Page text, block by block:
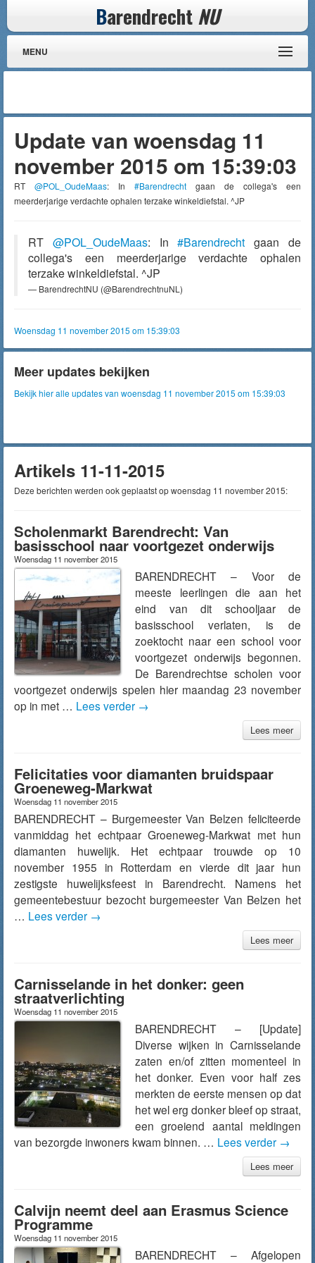
Barendrecht NU
MENU
Update van woensdag 11
november 2015 om 15:39:03
RT @POL_OudeMaas: In #Barendrecht gaan de collega's een
meerderjarige verdachte ophalen terzake winkeldiefstal. ^JP
RT @POL_OudeMaas: In#Barendrecht gaan de
collega's een meerderjarige verdachte ophalen
terzake winkeldiefstal. ^JP
— BarendrechtNU (@BarendrechtnuNL)
Woensdag 11 november 2015 om 15:39:03
Meer updates bekijken
Bekijk hier alle updates van woensdag 11 november 2015 om 15:39:03
Artikels 11-11-2015
Deze berichten werden ook geplaatst op woensdag 11 november 2015:
Scholenmarkt Barendrecht: Van
basisschool naar voortgezet onderwijs
Woensdag 11 november 2015
BARENDRECHT – Voor de
meeste leerlingen die aan het
eind van dit schooljaar de
basisschool verlaten, is de
zoektocht naar een school voor
voortgezet onderwijs begonnen.
De Barendrechtse scholen voor
voortgezet onderwijs spelen hier maandag 23 november
op in met … Lees verder →
Lees meer
Felicitaties voor diamanten bruidspaar
Groeneweg-Markwat
Woensdag 11 november 2015
BARENDRECHT – Burgemeester Van Belzen feliciteerde
vanmiddag het echtpaar Groeneweg-Markwat met hun
diamanten huwelijk. Het echtpaar trouwde op 10
november 1955 in Rotterdam en vierde dit jaar hun
zestigste huwelijksfeest in Barendrecht. Namens het
gemeentebestuur bezocht burgemeester Van Belzen het
… Lees verder →
Lees meer
Carnisselande in het donker: geen
straatverlichting
Woensdag 11 november 2015
BARENDRECHT – [Update]
Diverse wijken in Carnisselande
zaten en/of zitten momenteel in
het donker. Even voor half zes
merkten de eerste mensen op dat
het wel erg donker bleef op straat,
een groeiend aantal meldingen
van bezorgde inwoners kwam binnen. … Lees verder →
Lees meer
Calvijn neemt deel aan Erasmus Science
Programme
Woensdag 11 november 2015
BARENDRECHT – Afgelopen